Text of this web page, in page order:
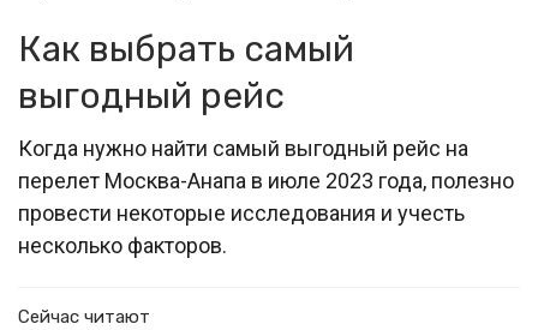
Как выбрать самый
выгодный рейс
Когда нужно найти самый выгодный рейс на
перелет Москва-Анапа в июле 2023 года, полезно
провести некоторые исследования и учесть
несколько факторов.
Сейчас читают